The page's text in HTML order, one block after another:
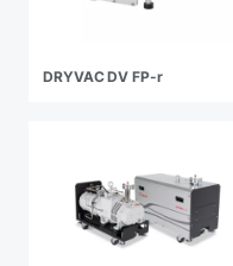
DRYVAC DV FP-r